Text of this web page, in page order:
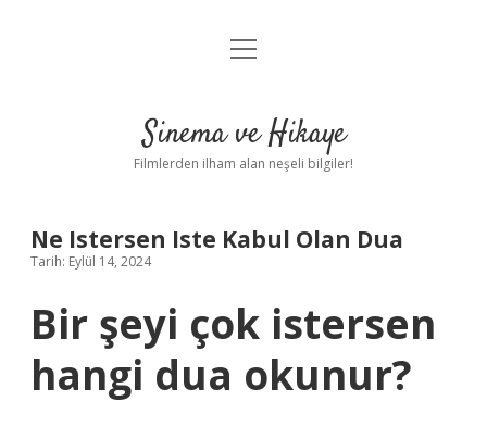
Gizlilik Politikası
Yasal Uyarı
menüyü
Sinema ve Hikaye
Filmlerden ilham alan neşeli bilgiler!
Ne Istersen Iste Kabul Olan Dua
Tarih: Eylül 14, 2024
Bir şeyi çok istersen
hangi dua okunur?